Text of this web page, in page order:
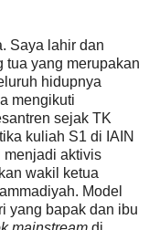
Saya lahir dan
tua yang merupakan
hidupnya
mengikuti
sejak TK
kuliah S1 di IAIN
menjadi aktivis
wakil ketua
Model
yang bapak dan ibu